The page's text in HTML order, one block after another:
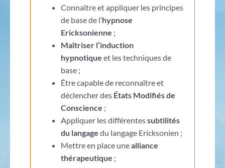
Connaître et appliquer les principes
de base de l’hypnose
Ericksonienne ;
Maîtriser l’induction
hypnotique et les techniques de
base ;
Être capable de reconnaître et
déclencher des États Modifiés de
Conscience ;
Appliquer les différentessubtilités
du langage du langage Ericksonien ;
Mettre en place unealliance
thérapeutique ;